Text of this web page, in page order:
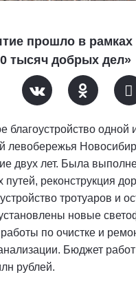
прошло в рамках
тысяч добрых дел»
благоустройство одной
левобережья
двух лет. Была
реконструкция
тротуаров и
новые
по очистке и
Бюджет
рублей.